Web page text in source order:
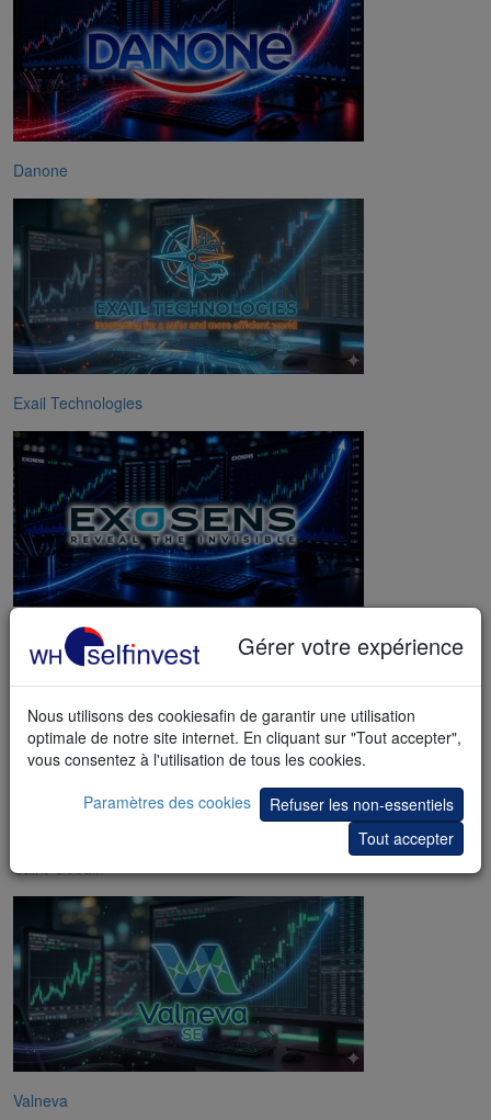
Danone
Exail Technologies
Exosens
Saint-Gobain
Valneva
Gérer votre expérience
Nous utilisons des cookiesafin de garantir une utilisation
optimale de notre site internet. En cliquant sur "Tout accepter",
vous consentez à l'utilisation de tous les cookies.
Paramètres des cookies
Refuser les non-essentiels
Tout accepter